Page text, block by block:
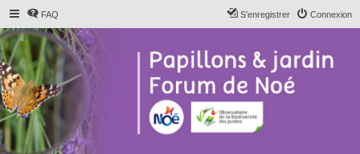
FAQ Connexion
S’enregistrer